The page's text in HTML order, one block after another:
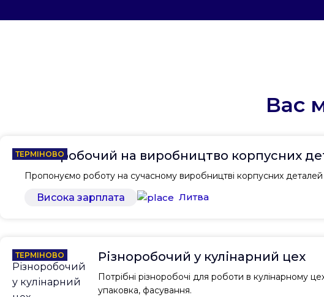
Вас
ТЕРМІНОВО
Різноробочий на виробництво корпусних
Пропонуємо роботу на сучасному виробництві корпусних деталей
Висока зарплата Литва
ТЕРМІНОВО Різноробочий у кулінарний цех
Потрібні різноробочі для роботи в кулінарному
упаковка, фасування.